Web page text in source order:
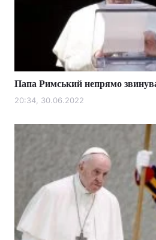
Папа Римський непрямо
20:34, 30.06.2022